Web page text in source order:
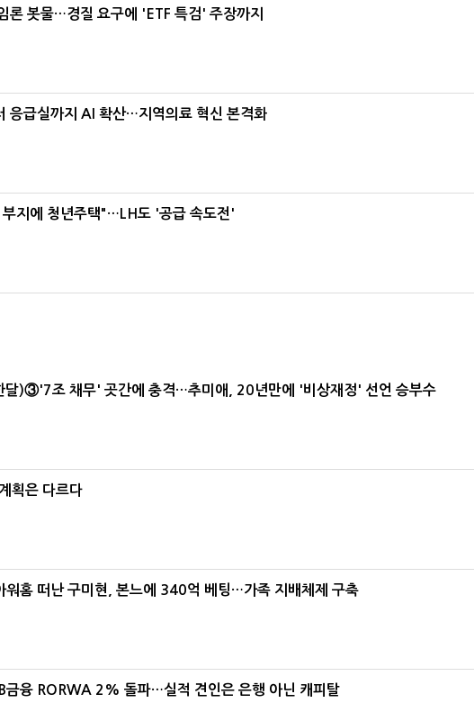
론 봇물…경질 요구에 'ETF 특검' 주장까지
응급실까지 AI 확산…지역의료 혁신 본격화
부지에 청년주택"…LH도 '공급 속도전'
달)③'7조 채무' 곳간에 충격…추미애, 20년만에 '비상재정' 선언 승부수
획은 다르다
워홈 떠난 구미현, 본느에 340억 베팅…가족 지배체제 구축
금융 RORWA 2% 돌파…실적 견인은 은행 아닌 캐피탈